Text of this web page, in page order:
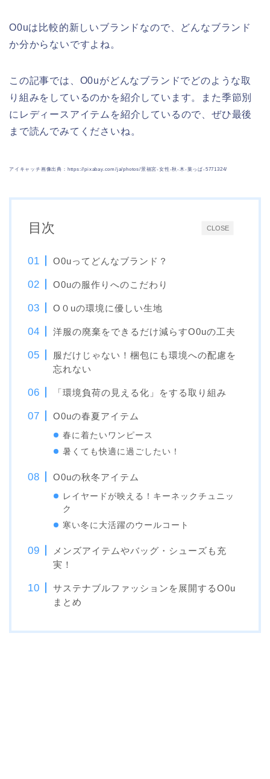
O0uは比較的新しいブランドなので、どんなブランド
か分からないですよね。
この記事では、O0uがどんなブランドでどのような取
り組みをしているのかを紹介しています。また季節別
にレディースアイテムを紹介しているので、ぜひ最後
まで読んでみてくださいね。
アイキャッチ画像出典：https://pixabay.com/ja/photos/景福宮-女性-秋-木-葉っぱ-5771324/
CLOSE
目次
O0uってどんなブランド？
O0uの服作りへのこだわり
O０uの環境に優しい生地
洋服の廃棄をできるだけ減らすO0uの工夫
服だけじゃない！梱包にも環境への配慮を
忘れない
「環境負荷の見える化」をする取り組み
O0uの春夏アイテム
春に着たいワンピース
暑くても快適に過ごしたい！
O0uの秋冬アイテム
レイヤードが映える！キーネックチュニッ
ク
寒い冬に大活躍のウールコート
メンズアイテムやバッグ・シューズも充
実！
サステナブルファッションを展開するO0u
まとめ